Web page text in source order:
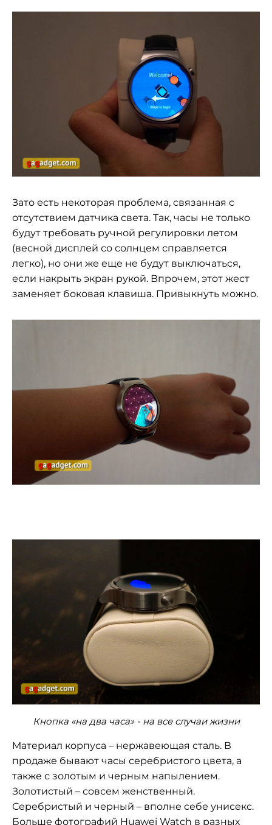
Зато есть некоторая проблема, связанная с
отсутствием датчика света. Так, часы не только
будут требовать ручной регулировки летом
(весной дисплей со солнцем справляется
легко), но они же еще не будут выключаться,
если накрыть экран рукой. Впрочем, этот жест
заменяет боковая клавиша. Привыкнуть можно.
Кнопка «на два часа» - на все случаи жизни
Материал корпуса – нержавеющая сталь. В
продаже бывают часы серебристого цвета, а
также с золотым и черным напылением.
Золотистый – совсем женственный.
Серебристый и черный – вполне себе унисекс.
Больше фотографий Huawei Watch в разных